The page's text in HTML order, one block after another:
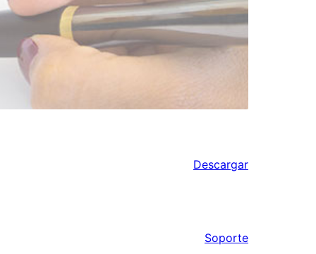
Descargar
Soporte